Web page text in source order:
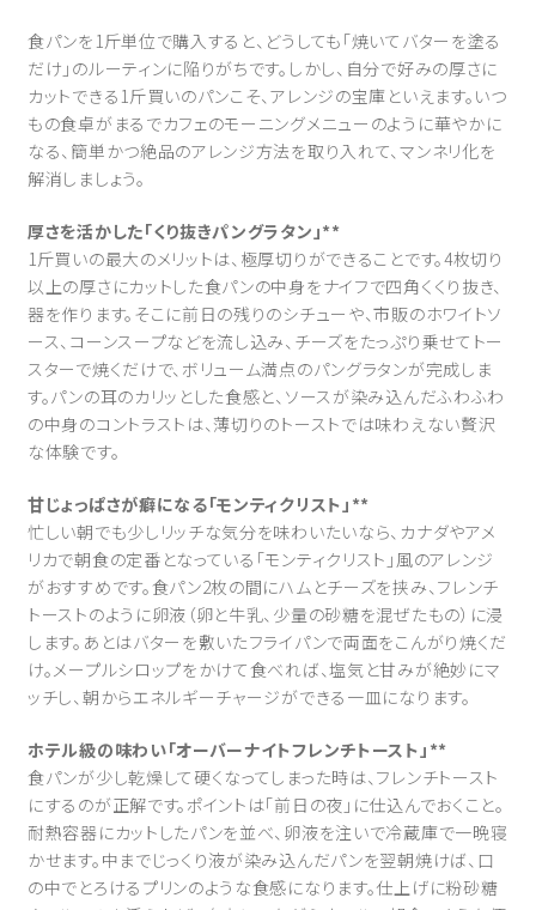
食パンを1斤単位で購入すると、どうしても「焼いてバターを塗る
だけ」のルーティンに陥りがちです。しかし、自分で好みの厚さに
カットできる1斤買いのパンこそ、アレンジの宝庫といえます。いつ
もの食卓がまるでカフェのモーニングメニューのように華やかに
なる、簡単かつ絶品のアレンジ方法を取り入れて、マンネリ化を
解消しましょう。
厚さを活かした「くり抜きパングラタン」**
1斤買いの最大のメリットは、極厚切りができることです。4枚切り
以上の厚さにカットした食パンの中身をナイフで四角くくり抜き、
器を作ります。そこに前日の残りのシチューや、市販のホワイトソ
ース、コーンスープなどを流し込み、チーズをたっぷり乗せてトー
スターで焼くだけで、ボリューム満点のパングラタンが完成しま
す。パンの耳のカリッとした食感と、ソースが染み込んだふわふわ
の中身のコントラストは、薄切りのトーストでは味わえない贅沢
な体験です。
甘じょっぱさが癖になる「モンティクリスト」**
忙しい朝でも少しリッチな気分を味わいたいなら、カナダやアメ
リカで朝食の定番となっている「モンティクリスト」風のアレンジ
がおすすめです。食パン2枚の間にハムとチーズを挟み、フレンチ
トーストのように卵液（卵と牛乳、少量の砂糖を混ぜたもの）に浸
します。あとはバターを敷いたフライパンで両面をこんがり焼くだ
け。メープルシロップをかけて食べれば、塩気と甘みが絶妙にマ
ッチし、朝からエネルギーチャージができる一皿になります。
ホテル級の味わい「オーバーナイトフレンチトースト」**
食パンが少し乾燥して硬くなってしまった時は、フレンチトースト
にするのが正解です。ポイントは「前日の夜」に仕込んでおくこと。
耐熱容器にカットしたパンを並べ、卵液を注いで冷蔵庫で一晩寝
かせます。中までじっくり液が染み込んだパンを翌朝焼けば、口
の中でとろけるプリンのような食感になります。仕上げに粉砂糖